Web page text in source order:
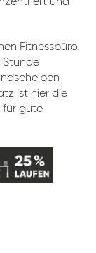
Fitnessbüro.
Stunde
ist hier die
für gute